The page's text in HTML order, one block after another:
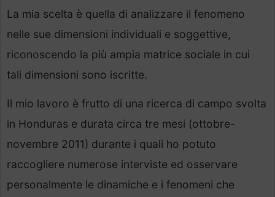
La mia scelta è quella di analizzare il fenomeno
nelle sue dimensioni individuali e soggettive,
riconoscendo la più ampia matrice sociale in cui
tali dimensioni sono iscritte.
Il mio lavoro è frutto di una ricerca di campo svolta
in Honduras e durata circa tre mesi (ottobre-
novembre 2011) durante i quali ho potuto
raccogliere numerose interviste ed osservare
personalmente le dinamiche e i fenomeni che